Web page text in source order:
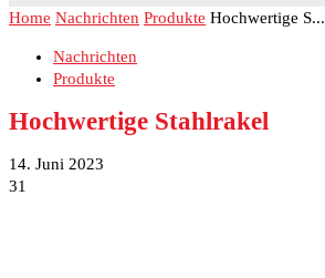
Home Nachrichten Produkte Hochwertige S...
Nachrichten
Produkte
Hochwertige Stahlrakel
14. Juni 2023
31